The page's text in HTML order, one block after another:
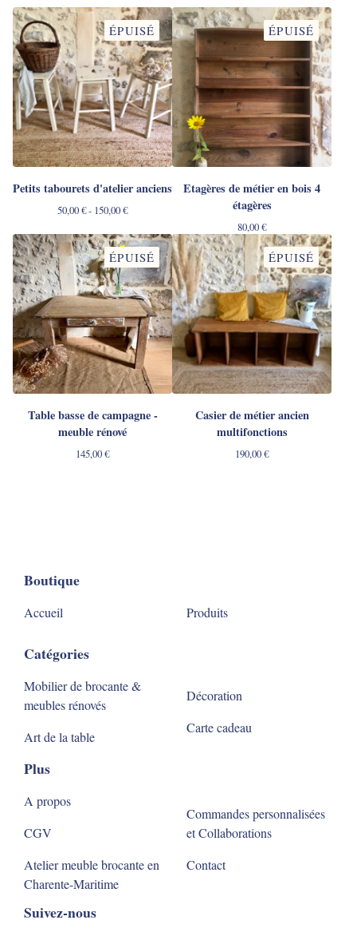
ÉPUISÉ
Petits tabourets d'atelier anciens
50,00€- 150,00€
ÉPUISÉ
Etagères de métier en bois 4
étagères
80,00€
ÉPUISÉ
Table basse de campagne -
meuble rénové
145,00€
ÉPUISÉ
Casier de métier ancien
multifonctions
190,00€
Boutique
Accueil Produits
Catégories
Mobilier de brocante &
meubles rénovés
Art de la table
Décoration
Carte cadeau
Plus
A propos
CGV
Atelier meuble brocante en
Charente-Maritime
Commandes personnalisées
et Collaborations
Contact
Suivez-nous